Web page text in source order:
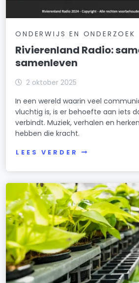
ONDERWIJS EN ONDERZOEK
Rivierenland Radio:
samenleven
2 oktober 2025
In een wereld waarin veel
vluchtig is, is er behoefte aan iets
verbindt. Muziek, verhalen en
hebben die kracht.
LEES VERDER